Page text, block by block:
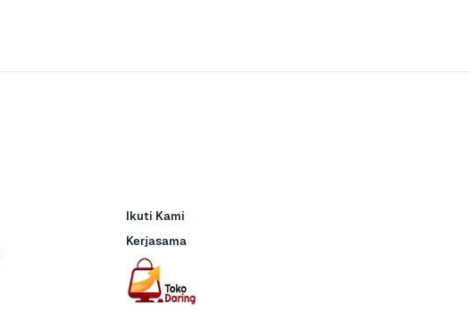
Ikuti Kami
Kerjasama